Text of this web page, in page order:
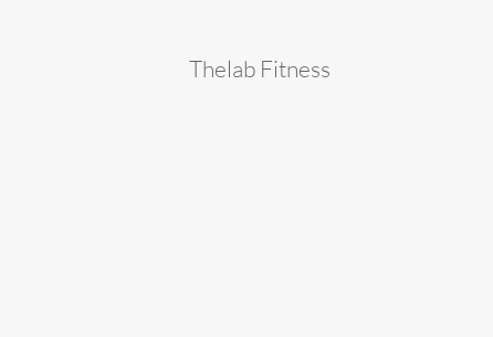
Thelab Fitness